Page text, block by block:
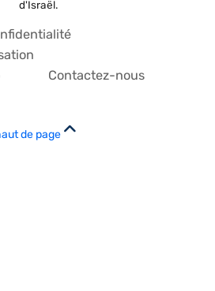
d'Israël.
Contactez-nous
de page